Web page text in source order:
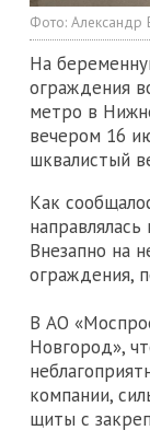
Фото: Александр
На
ограждения
метро в
вечером 16
шквалистый
Как
Внезапно на
ограждения,
В АО
Новгород»,
компании,
щиты с